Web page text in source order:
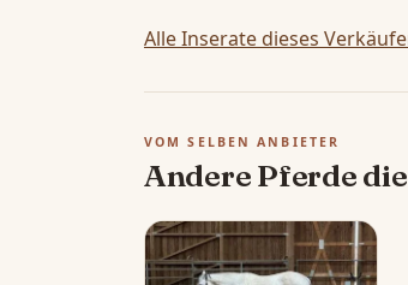
Alle Inserate dieses
VOM SELBEN ANBIETER
Andere Pferde